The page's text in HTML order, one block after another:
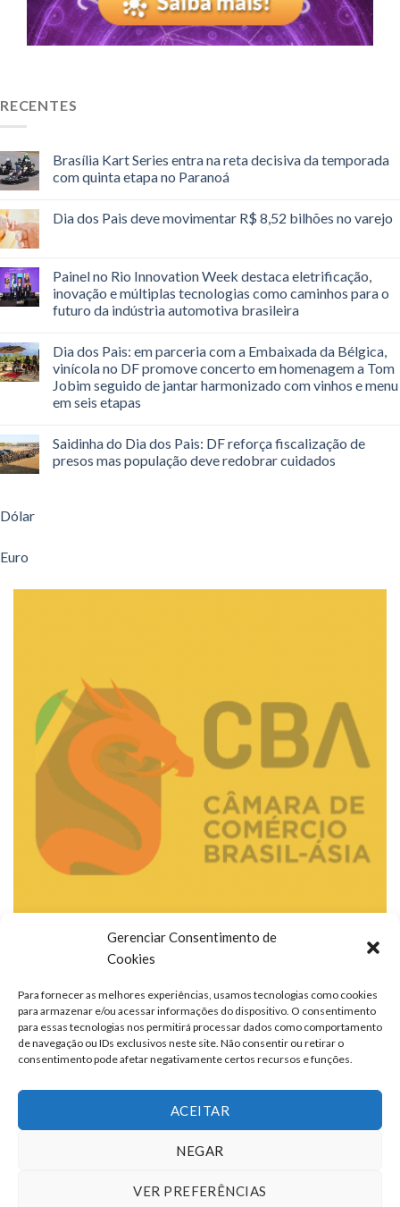
Gerenciar Consentimento de
Cookies
Para fornecer as melhores experiências, usamos tecnologias como cookies
para armazenar e/ou acessar informações do dispositivo. O consentimento
para essas tecnologias nos permitirá processar dados como comportamento
de navegação ou IDs exclusivos neste site. Não consentir ou retirar o
consentimento pode afetar negativamente certos recursos e funções.
ACEITAR
NEGAR
VER PREFERÊNCIAS
RECENTES
Brasília Kart Series entra na reta decisiva da temporada
com quinta etapa no Paranoá
Dia dos Pais deve movimentar R$ 8,52 bilhões no varejo
Painel no Rio Innovation Week destaca eletrificação,
inovação e múltiplas tecnologias como caminhos para o
futuro da indústria automotiva brasileira
Dia dos Pais: em parceria com a Embaixada da Bélgica,
vinícola no DF promove concerto em homenagem a Tom
Jobim seguido de jantar harmonizado com vinhos e menu
em seis etapas
Saidinha do Dia dos Pais: DF reforça fiscalização de
presos mas população deve redobrar cuidados
Dólar
Euro